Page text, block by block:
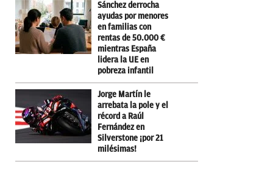
Sánchez derrocha
ayudas por menores
en familias con
rentas de 50.000 €
mientras España
lidera la UE en
pobreza infantil
Jorge Martín le
arrebata la pole y el
récord a Raúl
Fernández en
Silverstone ¡por 21
milésimas!